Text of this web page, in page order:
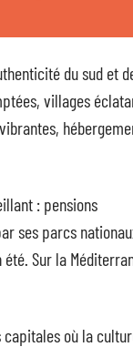
du sud et
villages
: pensions
ses parcs
Sur la
capitales où la